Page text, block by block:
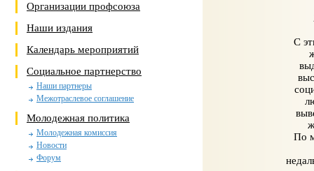
Организации профсоюза
Наши издания
Календарь мероприятий
Социальное партнерство
Наши партнеры
Межотраслевое соглашение
Молодежная политика
Молодежная комиссия
Новости
Форум
С
По